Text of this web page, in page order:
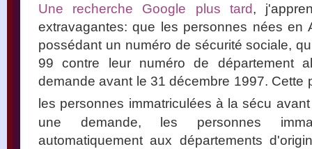
Une recherche Google plus tard,
extravagantes: que les personnes nées en
possédant un numéro de sécurité sociale,
99 contre leur numéro de département
demande avant le 31 décembre 1997. Cette
les personnes immatriculées à la sécu
une demande, les personnes
automatiquement aux départements